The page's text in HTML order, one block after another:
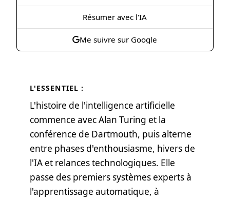
Résumer avec l'IA
Me suivre sur Google
L'ESSENTIEL :
L'histoire de l'intelligence artificielle
commence avec Alan Turing et la
conférence de Dartmouth, puis alterne
entre phases d'enthousiasme, hivers de
l'IA et relances technologiques. Elle
passe des premiers systèmes experts à
l'apprentissage automatique, à